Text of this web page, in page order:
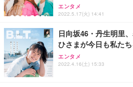
エンタメ
2022.5.17(火) 14:41
日向坂46・丹生明里
ひさまが今日も私た
エンタメ
2022.4.16(土) 15:33